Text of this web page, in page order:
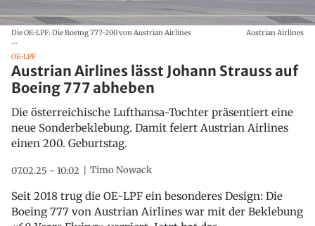
Die OE-LPF: Die Boeing 777-200 von Austrian Airlines
...
Austrian Airlines
OE-LPF
Austrian Airlines lässt Johann Strauss auf
Boeing 777 abheben
Die österreichische Lufthansa-Tochter präsentiert eine
neue Sonderbeklebung. Damit feiert Austrian Airlines
einen 200. Geburtstag.
07.02.25 - 10:02 Timo Nowack
Seit 2018 trug die OE-LPF ein besonderes Design: Die
Boeing 777 von Austrian Airlines war mit der Beklebung